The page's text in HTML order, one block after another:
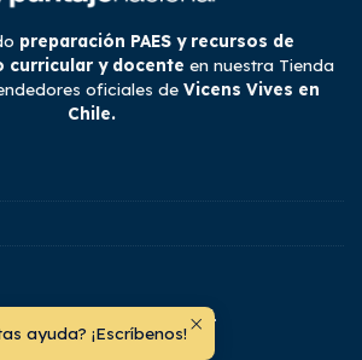
preparación PAES y recursos de
curricular y docente en nuestra Tienda
oficiales de Vicens Vives en
Chile.
Tienda Puntaje Nacional.
los derechos reservados
ayuda? ¡Escríbenos!